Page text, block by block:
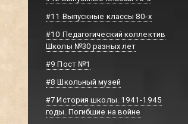
#11 Выпускные классы 80-х
#10 Педагогический коллектив
Школы №30 разных лет
#9 Пост №1
#8 Школьный музей
#7 История школы. 1941-1945
годы. Погибшие на войне